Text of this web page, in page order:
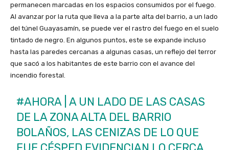
permanecen marcadas en los espacios consumidos por el fuego.
Al avanzar por la ruta que lleva a la parte alta del barrio, a un lado
del túnel Guayasamín, se puede ver el rastro del fuego en el suelo
tintado de negro. En algunos puntos, este se expande incluso
hasta las paredes cercanas a algunas casas, un reflejo del terror
que sacó a los habitantes de este barrio con el avance del
incendio forestal.
#AHORA| A UN LADO DE LAS CASAS
DE LA ZONA ALTA DEL BARRIO
BOLAÑOS, LAS CENIZAS DE LO QUE